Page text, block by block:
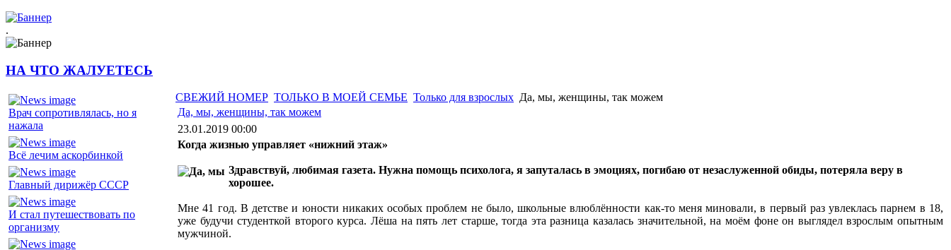
.
НА ЧТО ЖАЛУЕТЕСЬ
Врач сопротивлялась, но я
нажала
Всё лечим аскорбинкой
Главный дирижёр СССР
И стал путешествовать по
организму
СВЕЖИЙ НОМЕР ТОЛЬКО В МОЕЙ СЕМЬЕ Только для взрослых Да, мы, женщины, так можем
Да, мы, женщины, так можем
23.01.2019 00:00
Когда жизнью управляет «нижний этаж»
Здравствуй, любимая газета. Нужна помощь психолога, я запуталась в эмоциях, погибаю от незаслуженной обиды, потеряла веру в
хорошее.
Мне 41 год. В детстве и юности никаких особых проблем не было, школьные влюблённости как-то меня миновали, в первый раз увлеклась парнем в 18,
уже будучи студенткой второго курса. Лёша на пять лет старше, тогда эта разница казалась значительной, на моём фоне он выглядел взрослым опытным
мужчиной.